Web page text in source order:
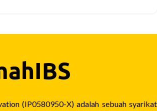
(IP0580950-X) adalah sebuah syarikat